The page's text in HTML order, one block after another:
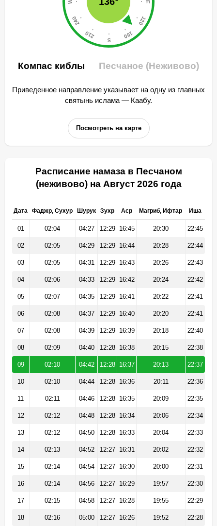
Компас киблы Песчаное (Неживово)
Приведенное направление указывает на одну из главных
святынь ислама — Каабу.
Посмотреть на карте
Расписание намаза в Песчаном
(неживово) на Август 2026 года
Дата Фаджр, Сухур Шурук Зухр Аср Магриб, Ифтар Иша
01 02:04 04:27 12:29 16:45 20:30 22:45
02 02:05 04:29 12:29 16:44 20:28 22:44
03 02:05 04:31 12:29 16:43 20:26 22:43
04 02:06 04:33 12:29 16:42 20:24 22:42
05 02:07 04:35 12:29 16:41 20:22 22:41
06 02:08 04:37 12:29 16:40 20:20 22:41
07 02:08 04:39 12:29 16:39 20:18 22:40
08 02:09 04:40 12:28 16:38 20:15 22:38
09 02:10 04:42 12:28 16:37 20:13 22:37
10 02:10 04:44 12:28 16:36 20:11 22:36
11 02:11 04:46 12:28 16:35 20:09 22:35
12 02:12 04:48 12:28 16:34 20:06 22:34
13 02:12 04:50 12:28 16:33 20:04 22:33
14 02:13 04:52 12:27 16:31 20:02 22:32
15 02:14 04:54 12:27 16:30 20:00 22:31
16 02:14 04:56 12:27 16:29 19:57 22:30
17 02:15 04:58 12:27 16:28 19:55 22:29
18 02:16 05:00 12:27 16:26 19:52 22:28